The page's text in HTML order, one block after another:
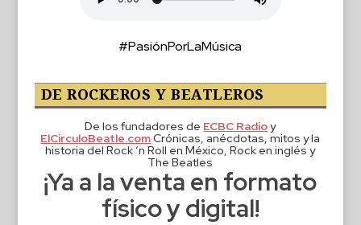
#PasiónPorLaMúsica
DE ROCKEROS Y BEATLEROS
De los fundadores de ECBC Radioy
ElCirculoBeatle.comCrónicas, anécdotas, mitos y la
historia del Rock ‘n Roll en México, Rock en inglés y
The Beatles
¡Ya a la venta en formato
físico y digital!